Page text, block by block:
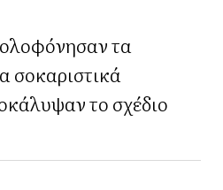
τα
σοκαριστικά
το σχέδιο